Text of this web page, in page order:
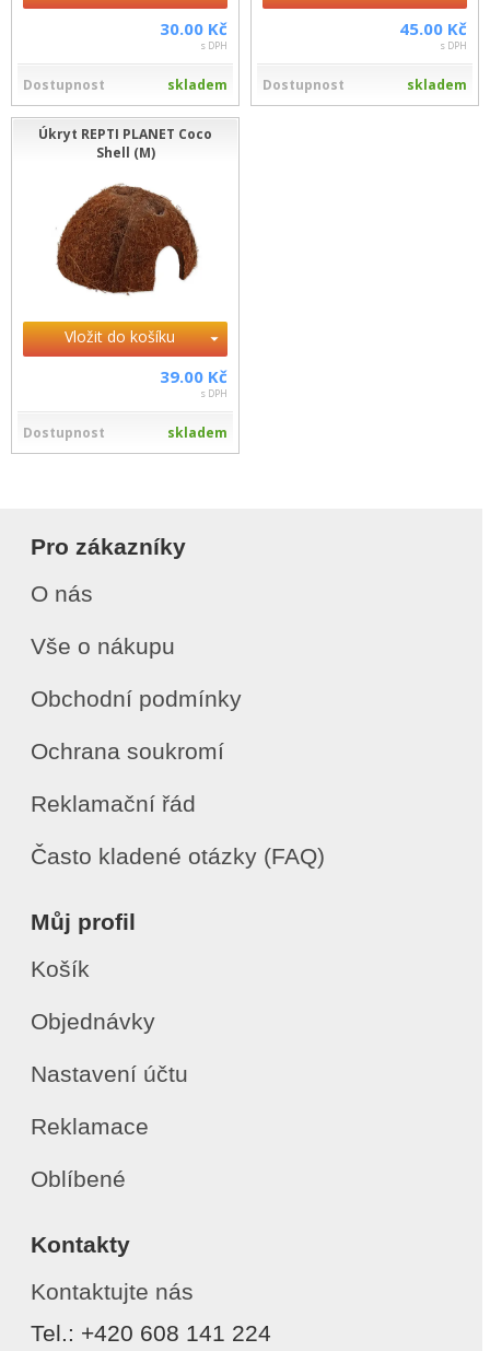
30.00 Kč
s DPH
Dostupnost skladem
45.00 Kč
s DPH
Dostupnost skladem
Úkryt REPTI PLANET Coco
Shell (M)
Vložit do košíku
39.00 Kč
s DPH
Dostupnost skladem
Pro zákazníky
O nás
Vše o nákupu
Obchodní podmínky
Ochrana soukromí
Reklamační řád
Často kladené otázky (FAQ)
Můj profil
Košík
Objednávky
Nastavení účtu
Reklamace
Oblíbené
Kontakty
Kontaktujte nás
Tel.: +420 608 141 224